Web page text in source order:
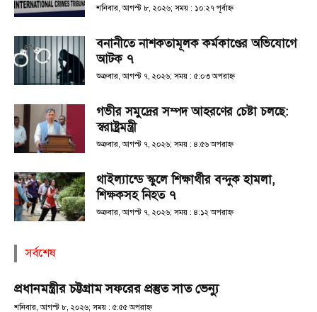
শনিবার, আগস্ট ৮, ২০২৬; সময় : ১০:২৭ পূর্বাহ্ণ
বনানীতে নাশকতামূলক কর্মকাণ্ডের অভিযোগে
আটক ৭
শুক্রবার, আগস্ট ৭, ২০২৬; সময় : ৫:০৩ অপরাহ্ণ
গভীর সমুদ্রের সম্পদ আহরণের চেষ্টা চলছে:
স্বরাষ্ট্রমন্ত্রী
শুক্রবার, আগস্ট ৭, ২০২৬; সময় : ৪:৫৬ অপরাহ্ণ
থাইল্যান্ডে স্কুলে শিক্ষার্থীর বন্দুক হামলা,
শিক্ষকসহ নিহত ৭
শুক্রবার, আগস্ট ৭, ২০২৬; সময় : ৪:১২ অপরাহ্ণ
সর্বশেষ
প্রধানমন্ত্রীর চট্টগ্রাম সফরের প্রস্তুত সাত ভেন্যু
শনিবার, আগস্ট ৮, ২০২৬; সময় : ৫:৫৫ অপরাহ্ণ